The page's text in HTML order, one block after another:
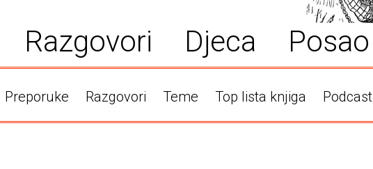
Razgovori Djeca Posao
Preporuke Razgovori Teme Top lista knjiga Podcast